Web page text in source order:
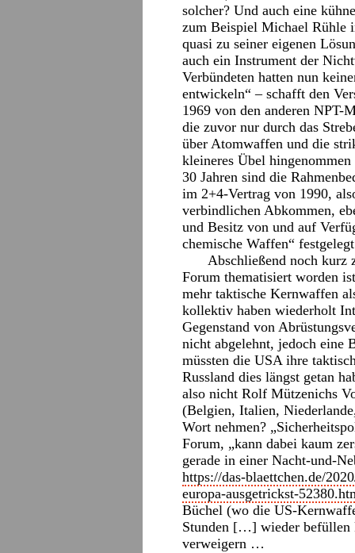
solcher? Und auch eine
zum Beispiel Michael Rühle
quasi zu seiner eigenen
auch ein Instrument der
Verbündeten hatten nun
entwickeln“ – schafft den
1969 von den anderen
die zuvor nur durch das
über Atomwaffen und die
kleineres Übel
30 Jahren sind die
im 2+4-Vertrag von 1990,
verbindlichen Abkommen,
und Besitz von und auf
chemische Waffen“
Abschließend noch kurz
Forum thematisiert worden
mehr taktische Kernwaffen
kollektiv haben wiederholt
Gegenstand von
nicht abgelehnt, jedoch eine
müssten die USA ihre
Russland dies längst getan
also nicht Rolf Mützenichs
(Belgien, Italien,
Wort nehmen?
Forum, „kann dabei kaum
gerade in einer Nacht-und-
https://das-blaettchen.de/
europa-ausgetrickst-
Büchel (wo die US-
Stunden […] wieder befüllen
verweigern …